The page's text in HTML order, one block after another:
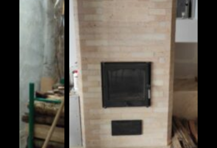
PdM L
Triqueville 27500
Poêle de L dans les Pyrénées
Sauveterre-de-Comminges 31510
PDM – S
Cormeilles 27260